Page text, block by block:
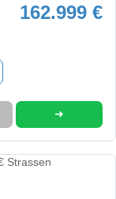
162.999 €
➜